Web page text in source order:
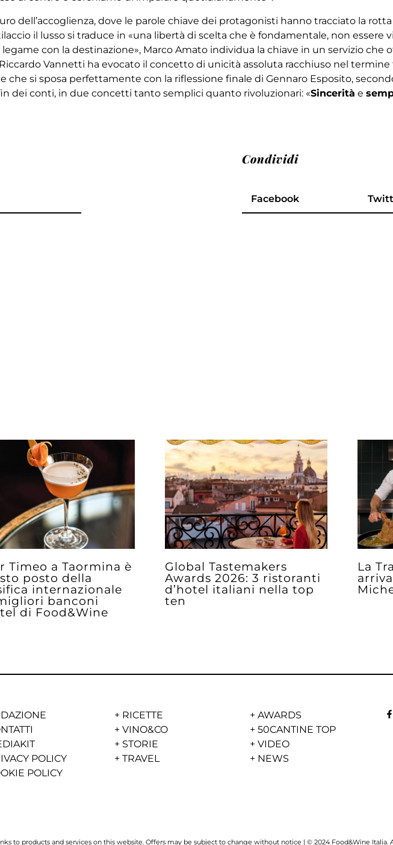
dell’accoglienza, dove le parole chiave dei protagonisti hanno tracciato la
il lusso si traduce in «una libertà di scelta che è fondamentale, non essere
legame con la destinazione», Marco Amato individua la chiave in un servizio che
Vannetti ha evocato il concetto di unicità assoluta racchiuso nel termine
si sposa perfettamente con la riflessione finale di Gennaro Esposito,
dei conti, in due concetti tanto semplici quanto rivoluzionari: «Sincerità e
Condividi
Facebook
Timeo a Taormina è
posto della
internazionale
banconi
di Food&Wine
Global Tastemakers
Awards 2026: 3 ristoranti
d’hotel italiani nella top
ten
La
POLICY
POLICY
+ RICETTE
+VINO&CO
+ STORIE
+TRAVEL
+AWARDS
+50CANTINE TOP
+VIDEO
+ NEWS
to products and services on this website. Offers may be subject to change without notice | © 2024 Food&Wine Italia.